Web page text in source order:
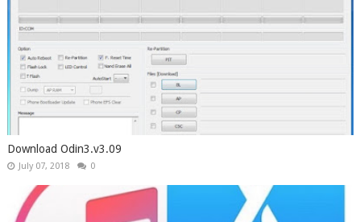
Download Odin3.v3.09
July 07, 2018 0